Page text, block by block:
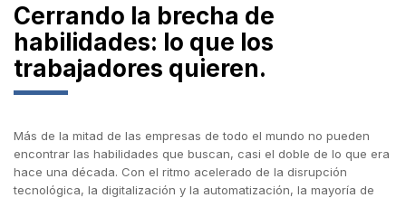
Cerrando la brecha de
habilidades: lo que los
trabajadores quieren.
Más de la mitad de las empresas de todo el mundo no pueden
encontrar las habilidades que buscan, casi el doble de lo que era
hace una década. Con el ritmo acelerado de la disrupción
tecnológica, la digitalización y la automatización, la mayoría de